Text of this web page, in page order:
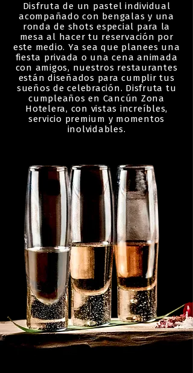
Disfruta de un pastel individual
acompañado con bengalas y una
ronda de shots especial para la
mesa al hacer tu reservación por
este medio. Ya sea que planees una
fiesta privada o una cena animada
con amigos, nuestros restaurantes
están diseñados para cumplir tus
sueños de celebración. Disfruta tu
cumpleaños en Cancún Zona
Hotelera, con vistas increíbles,
servicio premium y momentos
inolvidables.